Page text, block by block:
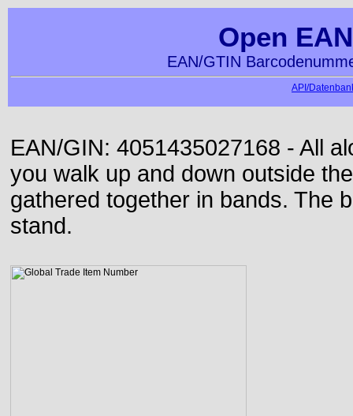
Open
EAN/GTIN
API/
EAN/GIN: 4051435027168 - All
you walk up and down outside
gathered together in bands. The
stand.